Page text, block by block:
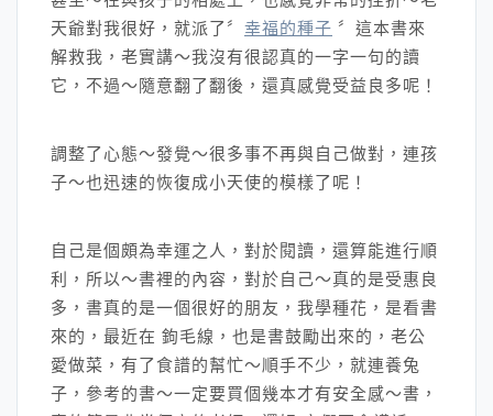
天爺對我很好，就派了〞 幸福的種子 〞這本書來
解救我，老實講～我沒有很認真的一字一句的讀
它，不過～隨意翻了翻後，還真感覺受益良多呢！
調整了心態～發覺～很多事不再與自己做對，連孩
子～也迅速的恢復成小天使的模樣了呢！
自己是個頗為幸運之人，對於閱讀，還算能進行順
利，所以～書裡的內容，對於自己～真的是受惠良
多，書真的是一個很好的朋友，我學種花，是看書
來的，最近在 鉤毛線，也是書鼓勵出來的，老公
愛做菜，有了食譜的幫忙～順手不少，就連養兔
子，參考的書～一定要買個幾本才有安全感～書，